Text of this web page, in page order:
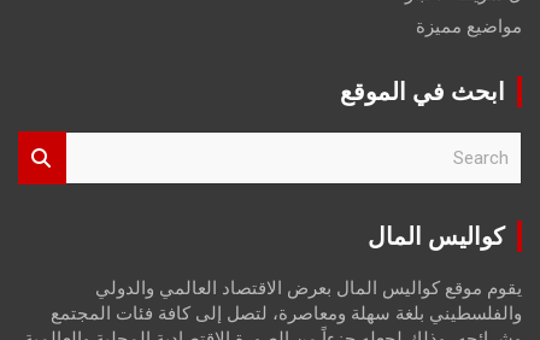
مواضيع مميزة
ابحث في الموقع
r
كواليس المال
يقوم موقع كواليس المال بعرض الاقتصاد العالمي والدولي
والفلسطيني بلغة سهلة ومعاصرة، لتصل إلى كافة فئات المجتمع